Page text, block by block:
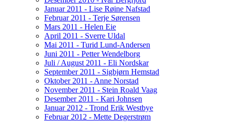
Januar 2011 - Lise Røine Nafstad
Februar 2011 - Terje Sørensen
Mars 2011 - Helen Eie
April 2011 - Sverre Uldal
Mai 2011 - Turid Lund-Andersen
Juni 2011 - Petter Wendelborg
Juli / August 2011 - Eli Nordskar
September 2011 - Sigbjørn Hemstad
Oktober 2011 - Anne Norstad
November 2011 - Stein Roald Vaag
Desember 2011 - Kari Johnsen
Januar 2012 - Trond Erik Westbye
Februar 2012 - Mette Degerstrøm